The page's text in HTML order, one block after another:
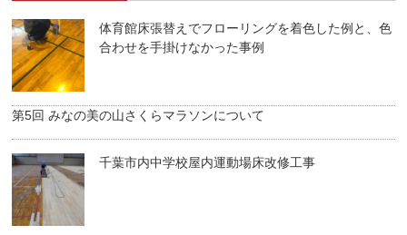
体育館床張替えでフローリングを着色した例と、色
合わせを手掛けなかった事例
第5回 みなの美の山さくらマラソンについて
千葉市内中学校屋内運動場床改修工事